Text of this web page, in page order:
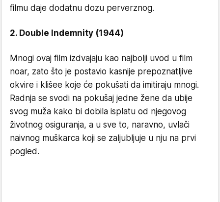
filmu daje dodatnu dozu perverznog.
2. Double Indemnity (1944)
Mnogi ovaj film izdvajaju kao najbolji uvod u film
noar, zato što je postavio kasnije prepoznatljive
okvire i klišee koje će pokušati da imitiraju mnogi.
Radnja se svodi na pokušaj jedne žene da ubije
svog muža kako bi dobila isplatu od njegovog
životnog osiguranja, a u sve to, naravno, uvlači
naivnog muškarca koji se zaljubljuje u nju na prvi
pogled.